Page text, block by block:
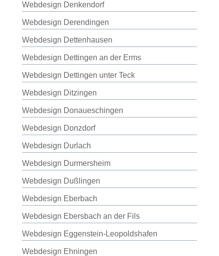
Webdesign Denkendorf
Webdesign Derendingen
Webdesign Dettenhausen
Webdesign Dettingen an der Erms
Webdesign Dettingen unter Teck
Webdesign Ditzingen
Webdesign Donaueschingen
Webdesign Donzdorf
Webdesign Durlach
Webdesign Durmersheim
Webdesign Dußlingen
Webdesign Eberbach
Webdesign Ebersbach an der Fils
Webdesign Eggenstein-Leopoldshafen
Webdesign Ehningen